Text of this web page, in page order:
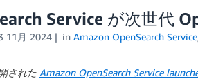
Service が次世代
11月 2024 in Amazon OpenSearch Service
された Amazon OpenSearch Service